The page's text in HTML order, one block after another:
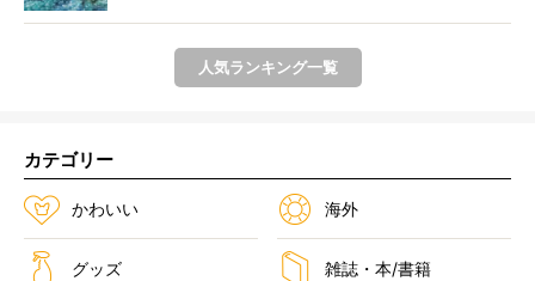
人気ランキング一覧
カテゴリー
かわいい 海外
グッズ 雑誌・本/書籍